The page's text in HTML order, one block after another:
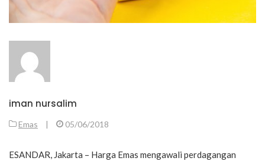
iman nursalim
Emas | 05/06/2018
ESANDAR, Jakarta – Harga Emas mengawali perdagangan